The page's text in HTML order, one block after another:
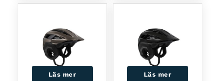
Läs mer Läs mer